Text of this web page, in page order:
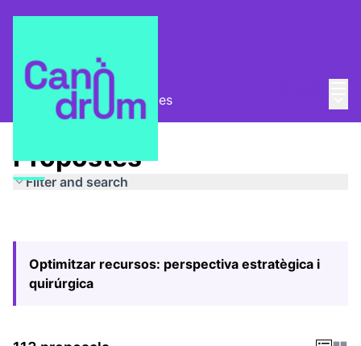
Pla Estratègic Propostes
Propostes
Filter and search
Optimitzar recursos: perspectiva estratègica i
quirúrgica